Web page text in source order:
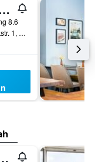
Hofwirt Salzburg
8.6
Schallmooser Hauptstr. 1, Salzburg, Salzburg, Austria
Adlerhof